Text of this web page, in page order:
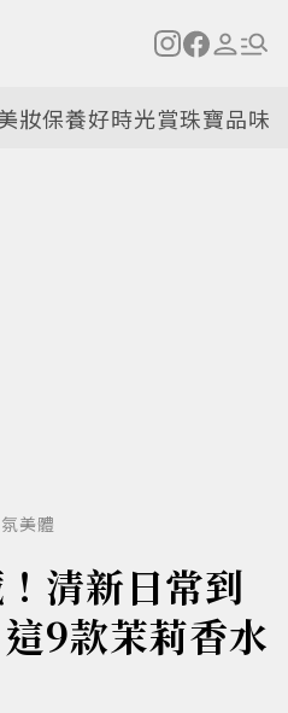
妝保養好時光賞珠寶品味
美體
清新日常到
9款茉莉香水